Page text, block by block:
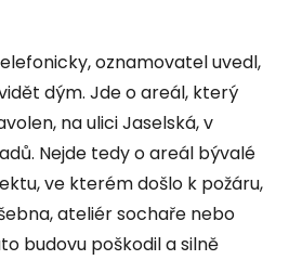
oznamovatel uvedl,
dým. Jde o areál, který
na ulici Jaselská, v
Nejde tedy o areál bývalé
ve kterém došlo k požáru,
ateliér sochaře nebo
budovu poškodil a silně